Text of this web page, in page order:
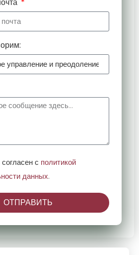
с политикой
данных.
ОТПРАВИТЬ